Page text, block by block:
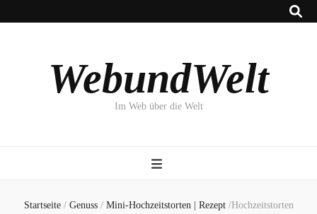
WebundWelt
Im Web über die Welt
Startseite / Genuss / Mini-Hochzeitstorten | Rezept /Hochzeitstorten